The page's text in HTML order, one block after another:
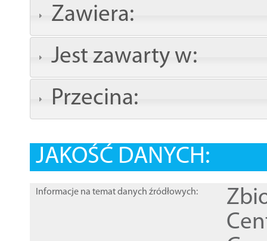
Zawiera:
Jest zawarty w:
Przecina:
JAKOŚĆ DANYCH:
Informacje na temat danych źródłowych: